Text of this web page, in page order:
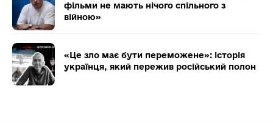
фільми не мають нічого спільного з
війною»
«Це зло має бути переможене»: історія
українця, який пережив російський полон